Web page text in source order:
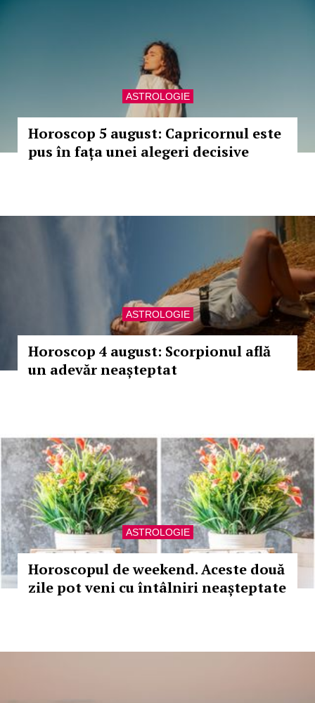
ASTROLOGIE
Horoscop 5 august: Capricornul este
pus în fața unei alegeri decisive
ASTROLOGIE
Horoscop 4 august: Scorpionul află
un adevăr neașteptat
ASTROLOGIE
Horoscopul de weekend. Aceste două
zile pot veni cu întâlniri neașteptate